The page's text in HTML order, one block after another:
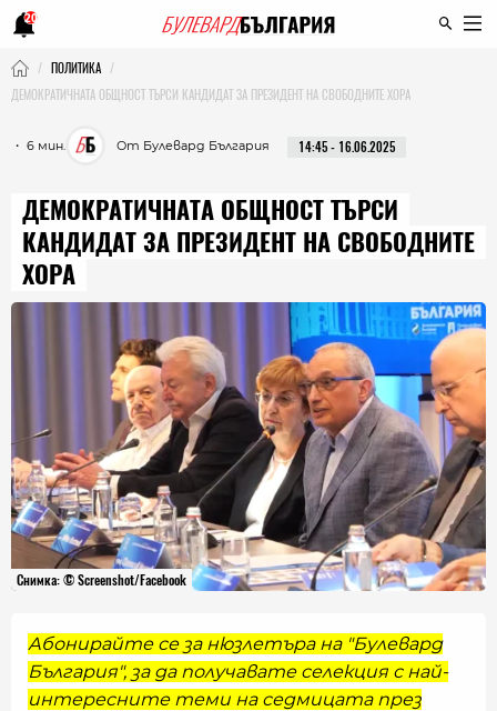
20
ПОЛИТИКА
ДЕМОКРАТИЧНАТА ОБЩНОСТ ТЪРСИ КАНДИДАТ ЗА ПРЕЗИДЕНТ НА СВОБОДНИТЕ ХОРА
・ 6 мин. От Булевард България 14:45 - 16.06.2025
ДЕМОКРАТИЧНАТА ОБЩНОСТ ТЪРСИ
КАНДИДАТ ЗА ПРЕЗИДЕНТ НА СВОБОДНИТЕ
ХОРА
Снимка: © Screenshot/Facebook
Абонирайте се за нюзлетъра на "Булевард
България", за да получавате селекция с най-
интересните теми на седмицата през